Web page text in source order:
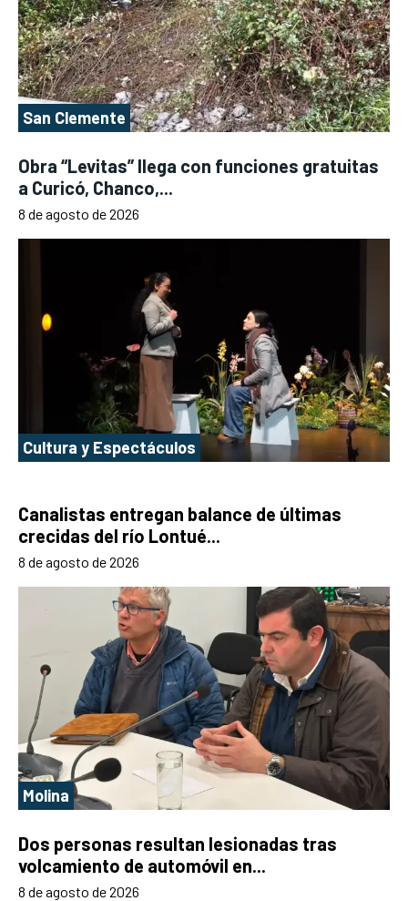
San Clemente
Obra “Levitas” llega con funciones gratuitas
a Curicó, Chanco,...
8 de agosto de 2026
Cultura y Espectáculos
Canalistas entregan balance de últimas
crecidas del río Lontué...
8 de agosto de 2026
Molina
Dos personas resultan lesionadas tras
volcamiento de automóvil en...
8 de agosto de 2026